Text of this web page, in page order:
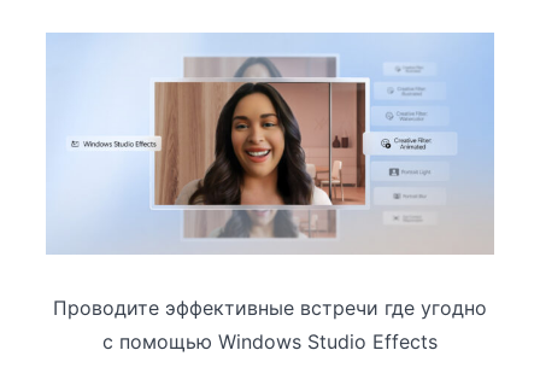
Проводите эффективные встречи где угодно
с помощью Windows Studio Effects